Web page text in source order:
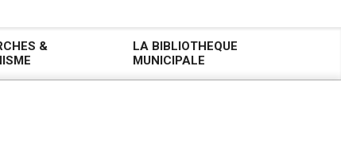
&
LA BIBLIOTHEQUE
MUNICIPALE